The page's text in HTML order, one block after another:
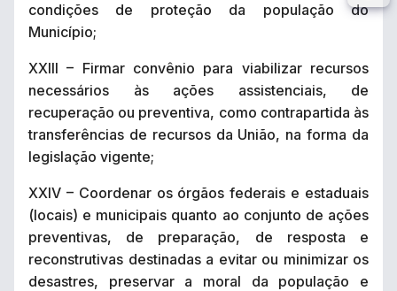
condições de proteção da população do
Município;
XXIII – Firmar convênio para viabilizar recursos
necessários às ações assistenciais, de
recuperação ou preventiva, como contrapartida às
transferências de recursos da União, na forma da
legislação vigente;
XXIV – Coordenar os órgãos federais e estaduais
(locais) e municipais quanto ao conjunto de ações
preventivas, de preparação, de resposta e
reconstrutivas destinadas a evitar ou minimizar os
desastres, preservar a moral da população e
Ir